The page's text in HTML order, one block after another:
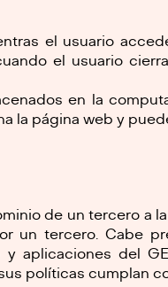
el usuario
el usuario
en la
la página web y
de un tercero a
un tercero. Cabe
aplicaciones del
políticas cumplan